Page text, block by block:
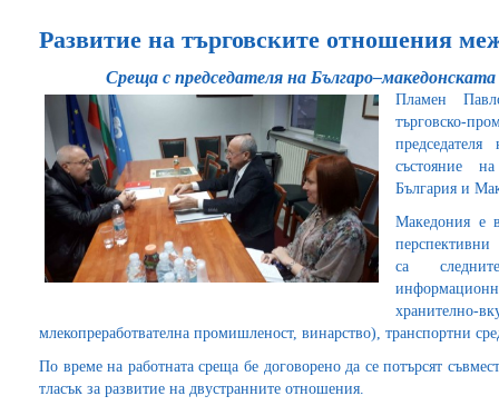
Развитие на търговските отношения
Среща с председателя на
Пламен
търговско-
състояние
България и
Македония е
перспективни
са
хранително-
млекопреработвателна промишленост, винарство), транспортни
По време на работната среща бе договорено да се потърсят
тласък за развитие на двустранните отношения.